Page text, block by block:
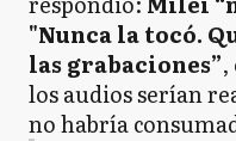
"Nunca la tocó.
las grabaciones”,
los audios serían
no habría